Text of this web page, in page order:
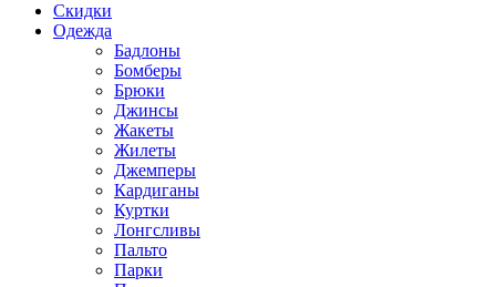
Скидки
Одежда
Бадлоны
Бомберы
Брюки
Джинсы
Жакеты
Жилеты
Джемперы
Кардиганы
Куртки
Лонгсливы
Пальто
Парки